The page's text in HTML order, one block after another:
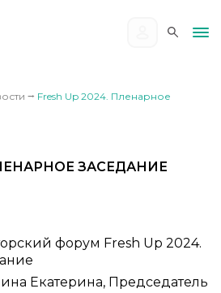
⭢ Fresh Up 2024. Пленарное
ЗАСЕДАНИЕ
форум Fresh Up 2024.
Екатерина, Председатель